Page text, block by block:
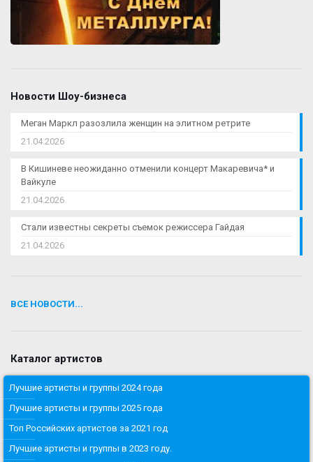
Новости Шоу-бизнеса
Меган Маркл разозлила женщин на элитном ретрите
21.04.2026
В Кишиневе неожиданно отменили концерт Макаревича* и
Вайкуле
21.04.2026
Стали известны секреты съемок режиссера Гайдая
21.04.2026
ВСЕ НОВОСТИ...
Каталог артистов
Лучшие артисты и группы 2024 года
Лучшие артисты и группы 2025 года
Топ Российских артистов за 2021 год
Лучшие артисты и группы в 2023 году.